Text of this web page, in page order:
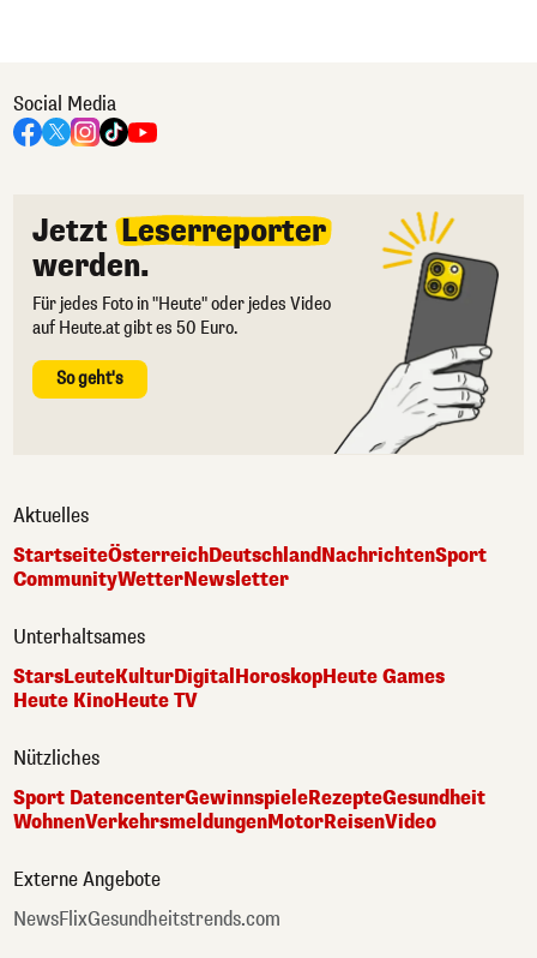
Social Media
Jetzt Leserreporter
werden.
Für jedes Foto in "Heute" oder jedes Video
auf Heute.at gibt es 50 Euro.
So geht's
Aktuelles
StartseiteÖsterreichDeutschlandNachrichtenSport
CommunityWetterNewsletter
Unterhaltsames
StarsLeuteKulturDigital HoroskopHeute Games
Heute KinoHeute TV
Nützliches
Sport DatencenterGewinnspieleRezepteGesundheit
WohnenVerkehrsmeldungenMotorReisenVideo
Externe Angebote
NewsFlixGesundheitstrends.com